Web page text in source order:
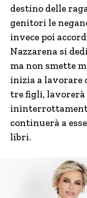
destino delle
genitori le
invece poi
Nazzarena si
ma non smette
inizia a lavorare
tre figli, lavorerà
continuerà a
libri.